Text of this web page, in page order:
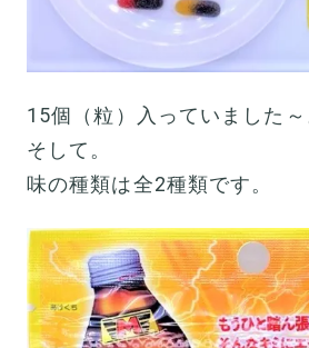
15個（粒）入っていました～
そして。
味の種類は全2種類です。